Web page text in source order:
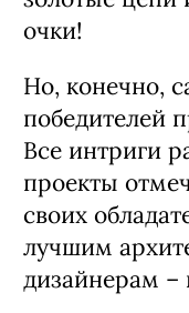
«Концерт-
количества
денима и
вечера гости
лучшие
металла»,
комбинации,
золотые цепи
очки!